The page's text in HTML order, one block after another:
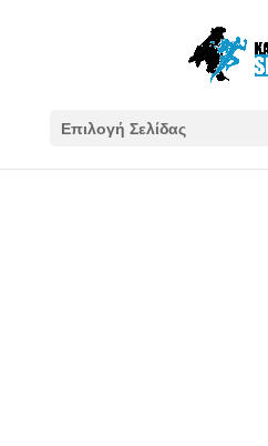
Επιλογή Σελίδας